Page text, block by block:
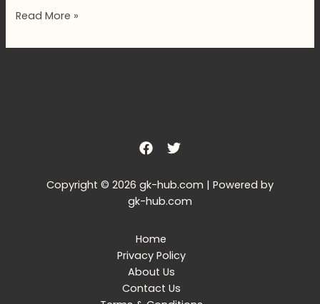
Read More »
Copyright © 2026 gk-hub.com | Powered by
gk-hub.com
Home
Privacy Policy
About Us
Contact Us